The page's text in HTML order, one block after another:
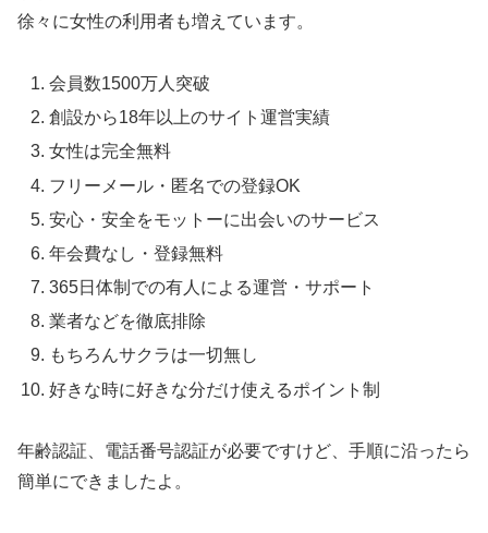
徐々に女性の利用者も増えています。
会員数1500万人突破
創設から18年以上のサイト運営実績
女性は完全無料
フリーメール・匿名での登録OK
安心・安全をモットーに出会いのサービス
年会費なし・登録無料
365日体制での有人による運営・サポート
業者などを徹底排除
もちろんサクラは一切無し
好きな時に好きな分だけ使えるポイント制
年齢認証、電話番号認証が必要ですけど、手順に沿ったら
簡単にできましたよ。